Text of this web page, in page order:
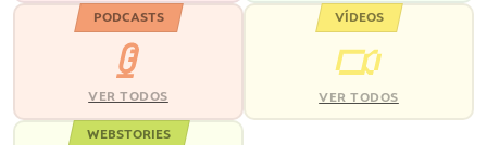
PODCASTS
VER TODOS
VÍDEOS
VER TODOS
WEBSTORIES